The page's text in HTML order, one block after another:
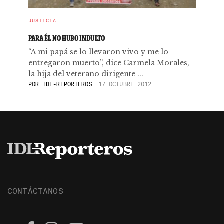
JUSTICIA
PARA ÉL NO HUBO INDULTO
“A mi papá se lo llevaron vivo y me lo
entregaron muerto”, dice Carmela Morales,
la hija del veterano dirigente ...
POR IDL-REPORTEROS 17 OCTUBRE 2012
CONTÁCTANOS